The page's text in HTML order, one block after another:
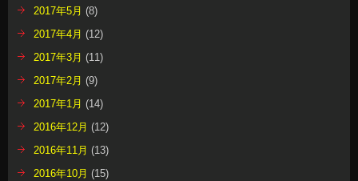
2017年5月 (8)
2017年4月 (12)
2017年3月 (11)
2017年2月 (9)
2017年1月 (14)
2016年12月 (12)
2016年11月 (13)
2016年10月 (15)